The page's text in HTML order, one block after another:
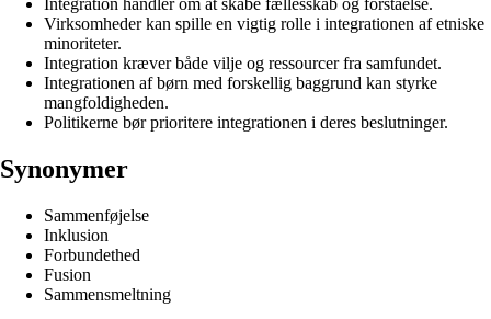
Virksomheder kan spille en vigtig rolle i integrationen af etniske
minoriteter.
Integration kræver både vilje og ressourcer fra samfundet.
Integrationen af børn med forskellig baggrund kan styrke
mangfoldigheden.
Politikerne bør prioritere integrationen i deres beslutninger.
Synonymer
Sammenføjelse
Inklusion
Forbundethed
Fusion
Sammensmeltning